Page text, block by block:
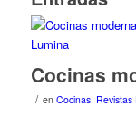
Cocinas
/ en Cocinas,